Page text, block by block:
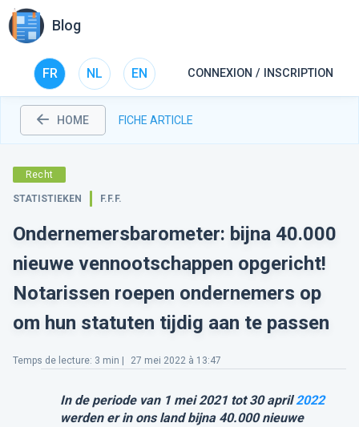
Blog
FR NL EN CONNEXION / INSCRIPTION
HOME FICHE ARTICLE
Recht
STATISTIEKEN F.F.F.
Ondernemersbarometer: bijna 40.000
nieuwe vennootschappen opgericht!
Notarissen roepen ondernemers op
om hun statuten tijdig aan te passen
Temps de lecture: 3 min | 27 mei 2022 à 13:47
In de periode van 1 mei 2021 tot 30 april2022
werden er in ons land bijna 40.000 nieuwe